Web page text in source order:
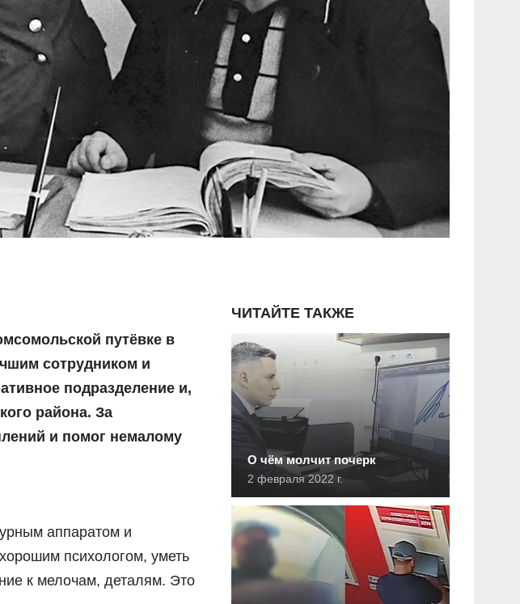
путёвке в
сотрудником и
подразделение и,
района. За
и помог немалому
аппаратом и
психологом, уметь
к мелочам, деталям. Это
ЧИТАЙТЕ ТАКЖЕ
О чём молчит почерк
2 февраля 2022 г.